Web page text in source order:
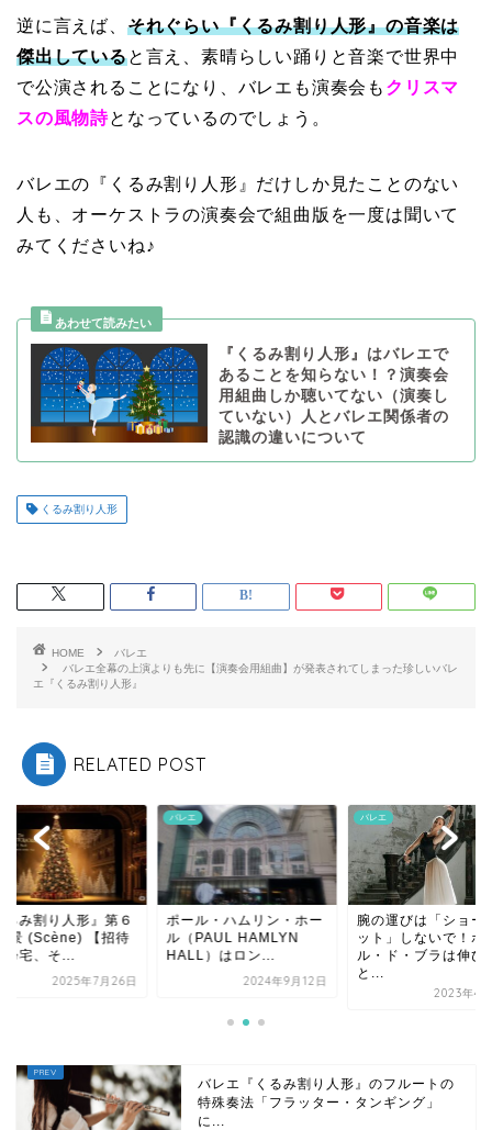
逆に言えば、 それぐらい『くるみ割り人形』の音楽は
傑出していると言え、素晴らしい踊りと音楽で世界中
で公演されることになり、バレエも演奏会も クリスマ
スの風物詩となっているのでしょう。
バレエの『くるみ割り人形』だけしか見たことのない
人も、オーケストラの演奏会で組曲版を一度は聞いて
みてくださいね♪
『くるみ割り人形』はバレエで
あることを知らない！？演奏会
用組曲しか聴いてない（演奏し
ていない）人とバレエ関係者の
認識の違いについて
くるみ割り人形
HOME
バレエ
バレエ全幕の上演よりも先に【演奏会用組曲】が発表されてしまった珍しいバレ
エ『くるみ割り人形』
RELATED POST
ル・ハムリン・ホー
PAUL HAMLYN
）はロン...
2024年9月12日
バレエ
腕の運びは「ショートカ
ット」しないで！ポー
ル・ド・ブラは伸び伸び
バレエ
『くるみ割り人形』
曲 情景 (Scène) 【
客の帰宅、そ...
バレエ『くるみ割り人形』のフルートの
特殊奏法「フラッター・タンギング」
に...